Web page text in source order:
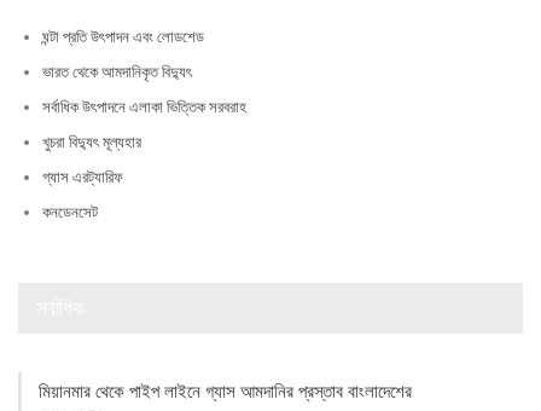
ঘন্টা প্রতি উৎপাদন এবং লোডশেড
ভারত থেকে আমদানিকৃত বিদ্যুৎ
সর্বাধিক উৎপাদনে এলাকা ভিত্তিক সরবরাহ
খুচরা বিদ্যুৎ মূল্যহার
গ্যাস এরট্যারিফ
কনডেনসেট
মিয়ানমার থেকে পাইপ লাইনে গ্যাস আমদানির প্রস্তাব বাংলাদেশের